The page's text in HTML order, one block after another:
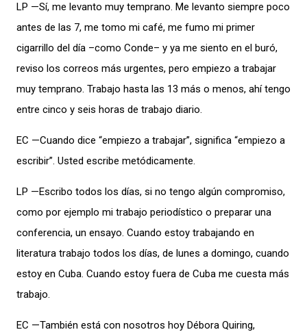
LP —Sí, me levanto muy temprano. Me levanto siempre poco
antes de las 7, me tomo mi café, me fumo mi primer
cigarrillo del día –como Conde– y ya me siento en el buró,
reviso los correos más urgentes, pero empiezo a trabajar
muy temprano. Trabajo hasta las 13 más o menos, ahí tengo
entre cinco y seis horas de trabajo diario.
EC —Cuando dice “empiezo a trabajar”, significa “empiezo a
escribir”. Usted escribe metódicamente.
LP —Escribo todos los días, si no tengo algún compromiso,
como por ejemplo mi trabajo periodístico o preparar una
conferencia, un ensayo. Cuando estoy trabajando en
literatura trabajo todos los días, de lunes a domingo, cuando
estoy en Cuba. Cuando estoy fuera de Cuba me cuesta más
trabajo.
EC —También está con nosotros hoy Débora Quiring,